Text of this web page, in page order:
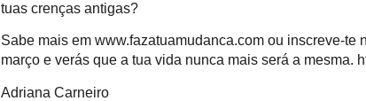
tuas crenças antigas?
Sabe mais emwww.fazatuamudanca.com ou inscreve-te
março e verás que a tua vida nunca mais será a mesma.
Adriana Carneiro